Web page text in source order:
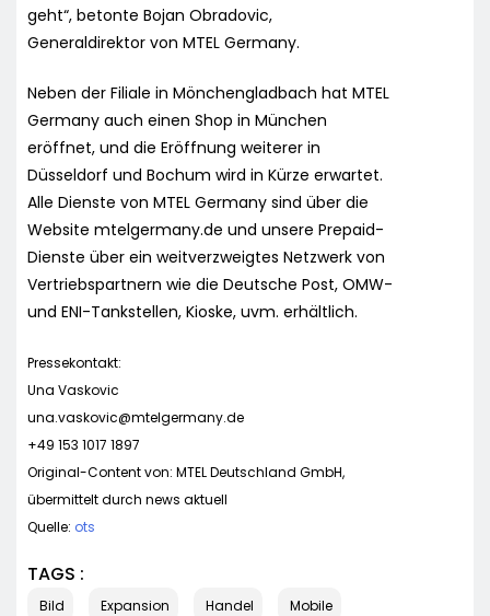
geht“, betonte Bojan Obradovic,
Generaldirektor von MTEL Germany.
Neben der Filiale in Mönchengladbach hat MTEL
Germany auch einen Shop in München
eröffnet, und die Eröffnung weiterer in
Düsseldorf und Bochum wird in Kürze erwartet.
Alle Dienste von MTEL Germany sind über die
Website mtelgermany.de und unsere Prepaid-
Dienste über ein weitverzweigtes Netzwerk von
Vertriebspartnern wie die Deutsche Post, OMW-
und ENI-Tankstellen, Kioske, uvm. erhältlich.
Pressekontakt:
Una Vaskovic
una.vaskovic@mtelgermany.de
+49 153 1017 1897
Original-Content von: MTEL Deutschland GmbH,
übermittelt durch news aktuell
Quelle: ots
TAGS :
Bild Expansion Handel
Mobile